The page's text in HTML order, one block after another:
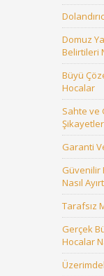
Domuz
Belirtileri
Büyü
Hocalar
Sahte ve
Garanti
Güvenilir
Nasıl
Tarafsız
Gerçek
Hocalar